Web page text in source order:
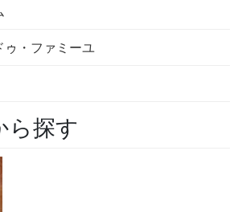
ゥ・ファミーユ
ら探す